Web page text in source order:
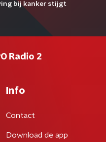
bij kanker stijgt
Radio 2
Info
Contact
Download de app